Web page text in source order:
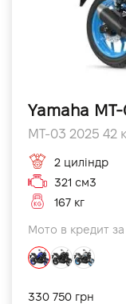
Yamaha
MT-03 2025 42
2 циліндр
321 см3
167 кг
Мото в кредит
330 750 грн